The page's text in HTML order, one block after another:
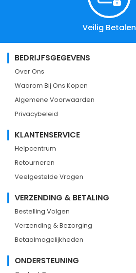
Veilig Betalen
BEDRIJFSGEGEVENS
Over Ons
Waarom Bij Ons Kopen
Algemene Voorwaarden
Privacybeleid
KLANTENSERVICE
Helpcentrum
Retourneren
Veelgestelde Vragen
VERZENDING & BETALING
Bestelling Volgen
Verzending & Bezorging
Betaalmogelijkheden
ONDERSTEUNING